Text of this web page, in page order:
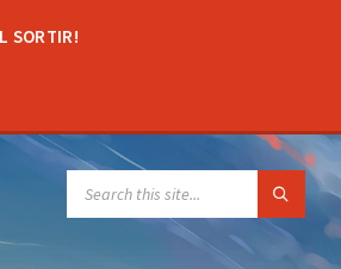
SORTIR!